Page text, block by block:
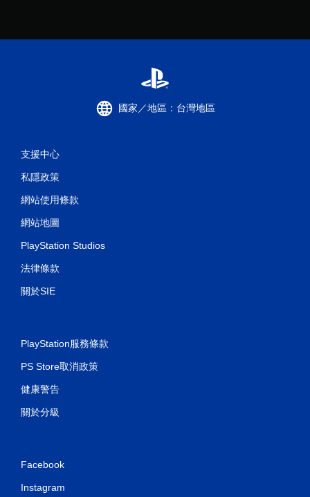
國家／地區：台灣地區
支援中心
私隱政策
網站使用條款
網站地圖
PlayStation Studios
法律條款
關於SIE
PlayStation服務條款
PS Store取消政策
健康警告
關於分級
Facebook
Instagram